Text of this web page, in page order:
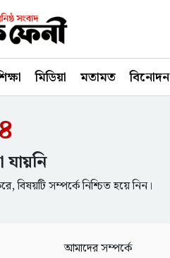
মিডিয়া মতামত বিনোদন
বিষয়টি সম্পর্কে নিশ্চিত হয়ে নিন।
আমাদের সম্পর্কে